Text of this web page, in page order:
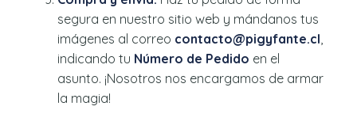
segura en nuestro sitio web y mándanos tus
imágenes al correo contacto@pigyfante.cl,
indicando tu Número de Pedido en el
asunto. ¡Nosotros nos encargamos de armar
la magia!